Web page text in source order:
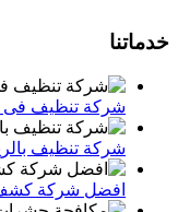
خدماتنا
شركة تنظيف فى
شركة تنظيف بالرياض 0556501701 كلــين لايــن خصم 39% تنظيف وتعقيم
افضل شركة كشف تسربات المياه